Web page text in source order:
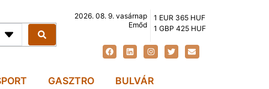
2026. 08. 9. vasárnap
Emőd
1 EUR 365 HUF
1 GBP 425 HUF
GASZTRO BULVÁR